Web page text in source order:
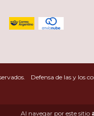
Al navegar por este sitio
Defensa de las y los